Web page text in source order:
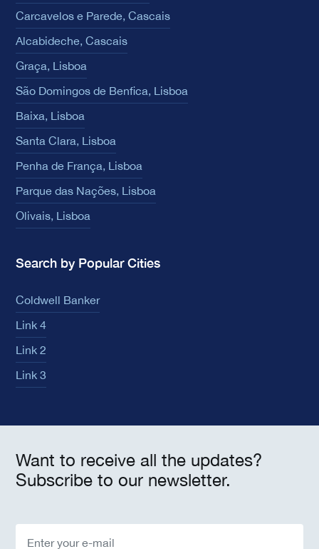
Carcavelos e Parede, Cascais
Alcabideche, Cascais
Graça, Lisboa
São Domingos de Benfica, Lisboa
Baixa, Lisboa
Santa Clara, Lisboa
Penha de França, Lisboa
Parque das Nações, Lisboa
Olivais, Lisboa
Search by Popular Cities
Coldwell Banker
Link 4
Link 2
Link 3
Want to receive all the updates?
Subscribe to our newsletter.